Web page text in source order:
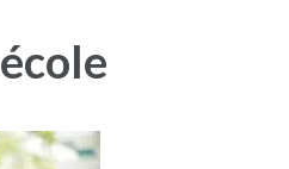
école